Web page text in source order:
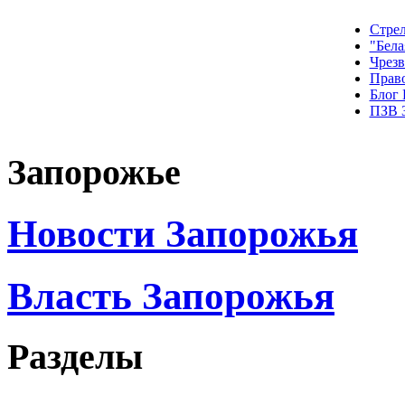
Блог
ПЗВ
Запорожье
Новости Запорожья
Власть Запорожья
Разделы